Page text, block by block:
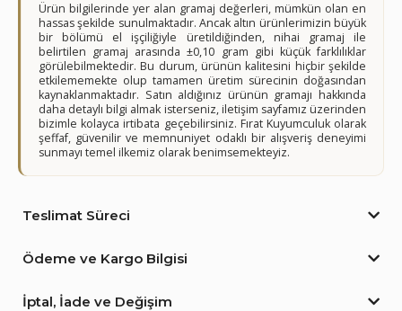
Ürün bilgilerinde yer alan gramaj değerleri, mümkün olan en
hassas şekilde sunulmaktadır. Ancak altın ürünlerimizin büyük
bir bölümü el işçiliğiyle üretildiğinden, nihai gramaj ile
belirtilen gramaj arasında ±0,10 gram gibi küçük farklılıklar
görülebilmektedir. Bu durum, ürünün kalitesini hiçbir şekilde
etkilememekte olup tamamen üretim sürecinin doğasından
kaynaklanmaktadır. Satın aldığınız ürünün gramajı hakkında
daha detaylı bilgi almak isterseniz, iletişim sayfamız üzerinden
bizimle kolayca irtibata geçebilirsiniz. Fırat Kuyumculuk olarak
şeffaf, güvenilir ve memnuniyet odaklı bir alışveriş deneyimi
sunmayı temel ilkemiz olarak benimsemekteyiz.
Teslimat Süreci
Ödeme ve Kargo Bilgisi
İptal, İade ve Değişim